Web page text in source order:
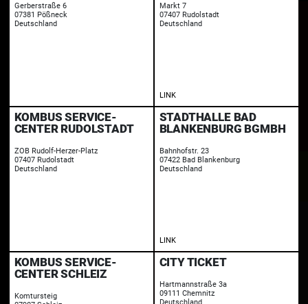
Gerberstraße 6
07381 Pößneck
Deutschland
Markt 7
07407 Rudolstadt
Deutschland
LINK
KOMBUS SERVICE-
CENTER RUDOLSTADT
ZOB Rudolf-Herzer-Platz
07407 Rudolstadt
Deutschland
STADTHALLE BAD
BLANKENBURG BGMBH
Bahnhofstr. 23
07422 Bad Blankenburg
Deutschland
LINK
KOMBUS SERVICE-
CENTER SCHLEIZ
Komtursteig
CITY TICKET
Hartmannstraße 3a
09111 Chemnitz